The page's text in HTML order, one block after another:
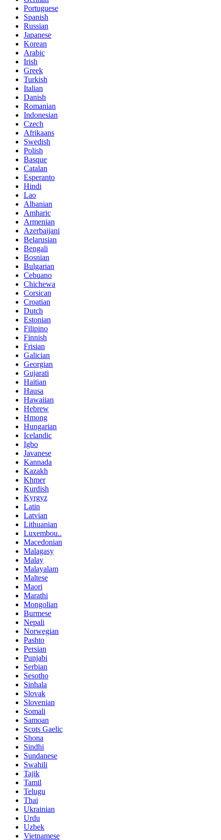
Portuguese
Spanish
Russian
Japanese
Korean
Arabic
Irish
Greek
Turkish
Italian
Danish
Romanian
Indonesian
Czech
Afrikaans
Swedish
Polish
Basque
Catalan
Esperanto
Hindi
Lao
Albanian
Amharic
Armenian
Azerbaijani
Belarusian
Bengali
Bosnian
Bulgarian
Cebuano
Chichewa
Corsican
Croatian
Dutch
Estonian
Filipino
Finnish
Frisian
Galician
Georgian
Gujarati
Haitian
Hausa
Hawaiian
Hebrew
Hmong
Hungarian
Icelandic
Igbo
Javanese
Kannada
Kazakh
Khmer
Kurdish
Kyrgyz
Latin
Latvian
Lithuanian
Luxembou..
Macedonian
Malagasy
Malay
Malayalam
Maltese
Maori
Marathi
Mongolian
Burmese
Nepali
Norwegian
Pashto
Persian
Punjabi
Serbian
Sesotho
Sinhala
Slovak
Slovenian
Somali
Samoan
Scots Gaelic
Shona
Sindhi
Sundanese
Swahili
Tajik
Tamil
Telugu
Thai
Ukrainian
Urdu
Uzbek
Vietnamese